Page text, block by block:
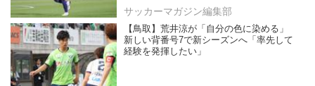
サッカーマガジン編集部
【鳥取】荒井涼が「自分の色に染める」
新しい背番号7で新シーズンへ「率先して
経験を発揮したい」